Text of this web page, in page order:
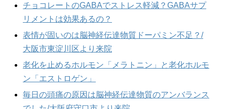
チョコレートのGABAでストレス軽減？GABAサプ
リメントは効果あるの？
表情が固いのは脳神経伝達物質ドーパミン不足？/
大阪市東淀川区より来院
老化を止めるホルモン「メラトニン」と老化ホルモ
ン「エストロゲン」
毎日の頭痛の原因は脳神経伝達物質のアンバランス